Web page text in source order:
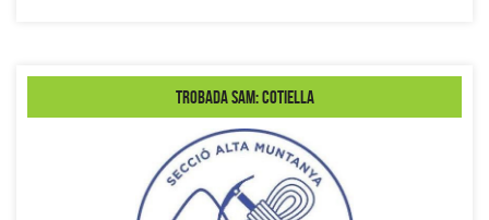
Trobada SAM: Cotiella